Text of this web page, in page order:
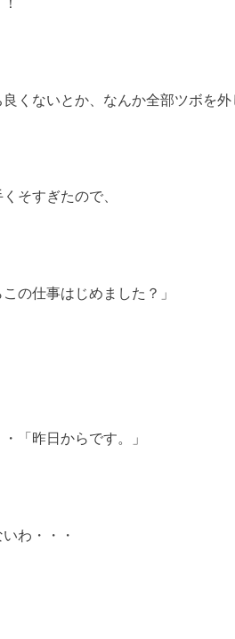
くないとか、なんか全部ツボを外
そすぎたので、
の仕事はじめました？」
「昨日からです。」
わ・・・